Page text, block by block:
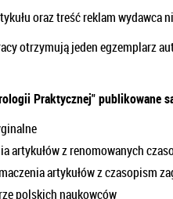
oraz treść reklam wydawca
otrzymują jeden egzemplarz
Praktycznej" publikowane
artykułów z renomowanych
artykułów z czasopism
polskich naukowców